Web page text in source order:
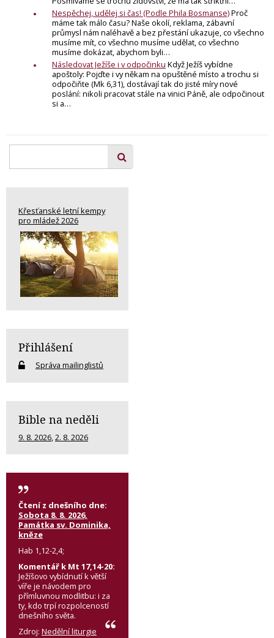
Nespěchej, udělej si čas! (Podle Phila Bosmanse)Proč
máme tak málo času? Naše okolí, reklama, zábavní
průmysl nám naléhavě a bez přestání ukazuje, co všechno
musíme mít, co všechno musíme udělat, co všechno
musíme dokázat, abychom byli…
Následovat Ježíše i v odpočinku Když Ježíš vybídne
apoštoly: Pojďte i vy někam na opuštěné místo a trochu si
odpočiňte (Mk 6,31), dostávají tak do jisté míry nové
poslání: nikoli pracovat stále na vinici Páně, ale odpočinout
si a…
Křesťanské letní kempy
pro mládež 2026
Přihlášení
Správa mailinglistů
Bible na neděli
9. 8. 2026,2. 8. 2026
Čtení z dnešního dne:
Sobota 8. 8. 2026,
Památka sv. Dominika,
kněze
Hab 1,12-2,4;
Komentář k Mt 17,14-20:
Ježíšovo vybídnutí k větší
víře je návodem pro
přímluvnou modlitbu: i za
ty, kdo trpí rozpolceností
dnešního světa.
Zdroj: Nedělní liturgie